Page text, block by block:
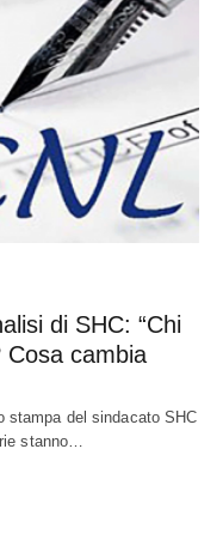
di SHC: “Chi
Cosa cambia
stampa del sindacato SHC
stanno…